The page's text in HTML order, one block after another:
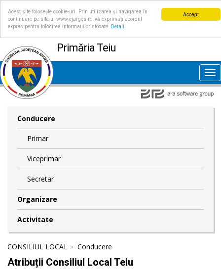
Accept
Acest site folosește cookie-uri. Prin utilizarea și navigarea în
continuare pe site-ul www.cjarges.ro, vă exprimați acordul
expres pentru folosirea informațiilor stocate.
Detalii
Primăria Teiu
Conducere
Primar
Viceprimar
Secretar
Organizare
Activitate
CONSILIUL LOCAL Conducere
Atribuții Consiliul Local Teiu